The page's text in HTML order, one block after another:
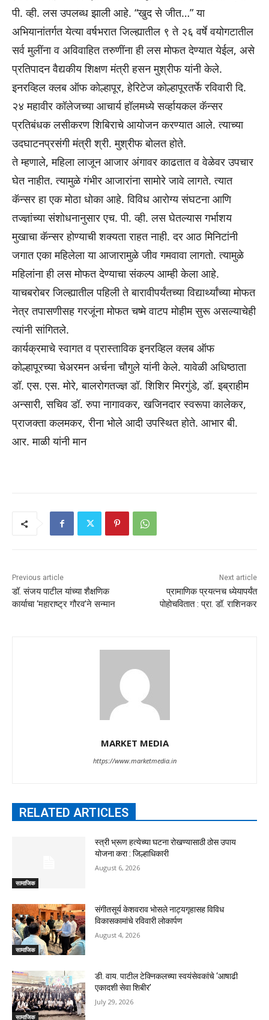
पी. व्ही. लस उपलब्ध झाली आहे. “खुद से जीत…” या
अभियानांतर्गत येत्या वर्षभरात जिल्ह्यातील ९ ते २६ वर्षे वयोगटातील
सर्व मुलींना व अविवाहित तरुणींना ही लस मोफत देण्यात येईल, असे
प्रतिपादन वैद्यकीय शिक्षण मंत्री हसन मुश्रीफ यांनी केले.
इनरव्हिल क्लब ऑफ कोल्हापूर, हेरिटेज कोल्हापूरतर्फे रविवारी दि.
२४ महावीर कॉलेजच्या आचार्य हॉलमध्ये सर्व्हायकल कॅन्सर
प्रतिबंधक लसीकरण शिबिराचे आयोजन करण्यात आले. त्याच्या
उदघाटनप्रसंगी मंत्री श्री. मुश्रीफ बोलत होते.
ते म्हणाले, महिला लाजून आजार अंगावर काढतात व वेळेवर उपचार
घेत नाहीत. त्यामुळे गंभीर आजारांना सामोरे जावे लागते. त्यात
कॅन्सर हा एक मोठा धोका आहे. विविध आरोग्य संघटना आणि
तज्ज्ञांच्या संशोधनानुसार एच. पी. व्ही. लस घेतल्यास गर्भाशय
मुखाचा कॅन्सर होण्याची शक्यता राहत नाही. दर आठ मिनिटांनी
जगात एका महिलेला या आजारामुळे जीव गमवावा लागतो. त्यामुळे
महिलांना ही लस मोफत देण्याचा संकल्प आम्ही केला आहे.
याचबरोबर जिल्ह्यातील पहिली ते बारावीपर्यंतच्या विद्यार्थ्यांच्या मोफत
नेत्र तपासणीसह गरजूंना मोफत चष्मे वाटप मोहीम सुरू असल्याचेही
त्यांनी सांगितले.
कार्यक्रमाचे स्वागत व प्रास्ताविक इनरव्हिल क्लब ऑफ
कोल्हापूरच्या चेअरमन अर्चना चौगुले यांनी केले. यावेळी अधिष्ठाता
डॉ. एस. एस. मोरे, बालरोगतज्ज्ञ डॉ. शिशिर मिरगुंडे, डॉ. इब्राहीम
अन्सारी, सचिव डॉ. रुपा नागावकर, खजिनदार स्वरूपा कालेकर,
प्राजक्ता कलमकर, रीना भोले आदी उपस्थित होते. आभार बी.
आर. माळी यांनी मान
Previous article
डॉ. संजय पाटील यांच्या शैक्षणिक
कार्याचा ‘महाराष्ट्र गौरव’ने सन्मान
Next article
प्रामाणिक प्रयत्नच ध्येयापर्यंत
पोहोचवितात : प्रा. डॉ. राशिनकर
MARKET MEDIA
https://www.marketmedia.in
RELATED ARTICLES
सामाजिक
स्त्री भ्रूण हत्येच्या घटना रोखण्यासाठी ठोस उपाय
योजना करा : जिल्हाधिकारी
August 6, 2026
सामाजिक
संगीतसूर्य केशवराव भोसले नाट्यगृहासह विविध
विकासकामांचे रविवारी लोकार्पण
August 4, 2026
सामाजिक
डी. वाय. पाटील टेक्निकलच्या स्वयंसेवकांचे ‘आषाढी
एकादशी सेवा शिबीर’
July 29, 2026